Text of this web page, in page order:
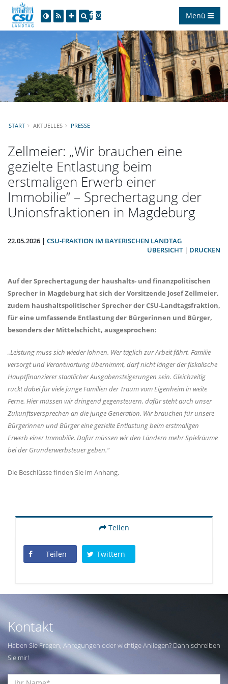
Menü
START AKTUELLES PRESSE
Zellmeier: „Wir brauchen eine
gezielte Entlastung beim
erstmaligen Erwerb einer
Immobilie“ – Sprechertagung der
Unionsfraktionen in Magdeburg
22.05.2026 | CSU-FRAKTION IM BAYERISCHEN LANDTAG
ÜBERSICHT| DRUCKEN
Auf der Sprechertagung der haushalts- und finanzpolitischen
Sprecher in Magdeburg hat sich der Vorsitzende Josef Zellmeier,
zudem haushaltspolitischer Sprecher der CSU-Landtagsfraktion,
für eine umfassende Entlastung der Bürgerinnen und Bürger,
besonders der Mittelschicht, ausgesprochen:
Leistung muss sich wieder lohnen. Wer täglich zur Arbeit fährt, Familie
versorgt und Verantwortung übernimmt, darf nicht länger der fiskalische
Hauptfinanzierer staatlicher Ausgabensteigerungen sein. Gleichzeitig
rückt dabei für viele junge Familien der Traum vom Eigenheim in weite
Ferne. Hier müssen wir dringend gegensteuern, dafür steht auch unser
Zukunftsversprechen an die junge Generation. Wir brauchen für unsere
Bürgerinnen und Bürger eine gezielte Entlastung beim erstmaligen
Erwerb einer Immobilie. Dafür müssen wir den Ländern mehr Spielräume
bei der Grunderwerbsteuer geben.“
Die Beschlüsse finden Sie im Anhang.
Teilen
Teilen Twittern
Kontakt
Haben Sie Fragen, Anregungen oder wichtige Anliegen? Dann schreiben
Sie mir!